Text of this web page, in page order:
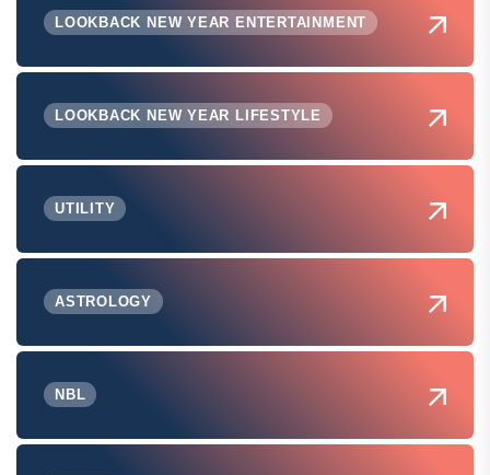
LOOKBACK NEW YEAR ENTERTAINMENT
LOOKBACK NEW YEAR LIFESTYLE
UTILITY
ASTROLOGY
NBL